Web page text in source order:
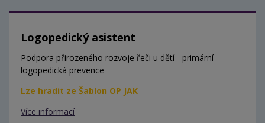
Logopedický asistent
Podpora přirozeného rozvoje řeči u dětí - primární
logopedická prevence
Lze hradit ze Šablon OP JAK
Více informací